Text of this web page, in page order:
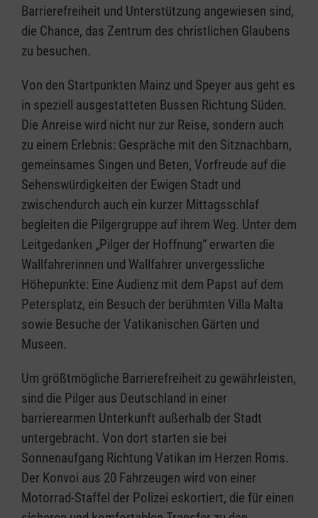
Barrierefreiheit und Unterstützung angewiesen sind,
die Chance, das Zentrum des christlichen Glaubens
zu besuchen.
Von den Startpunkten Mainz und Speyer aus geht es
in speziell ausgestatteten Bussen Richtung Süden.
Die Anreise wird nicht nur zur Reise, sondern auch
zu einem Erlebnis: Gespräche mit den Sitznachbarn,
gemeinsames Singen und Beten, Vorfreude auf die
Sehenswürdigkeiten der Ewigen Stadt und
zwischendurch auch ein kurzer Mittagsschlaf
begleiten die Pilgergruppe auf ihrem Weg. Unter dem
Leitgedanken „Pilger der Hoffnung“ erwarten die
Wallfahrerinnen und Wallfahrer unvergessliche
Höhepunkte: Eine Audienz mit dem Papst auf dem
Petersplatz, ein Besuch der berühmten Villa Malta
sowie Besuche der Vatikanischen Gärten und
Museen.
Um größtmögliche Barrierefreiheit zu gewährleisten,
sind die Pilger aus Deutschland in einer
barrierearmen Unterkunft außerhalb der Stadt
untergebracht. Von dort starten sie bei
Sonnenaufgang Richtung Vatikan im Herzen Roms.
Der Konvoi aus 20 Fahrzeugen wird von einer
Motorrad-Staffel der Polizei eskortiert, die für einen